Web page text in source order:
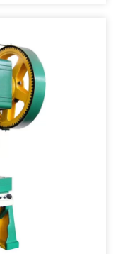
el cuerpo se
Compacto.